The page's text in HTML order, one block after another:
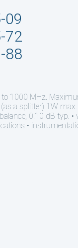
09
72
88
1000 MHz.
a splitter) 1W
0.10 dB typ. •
•